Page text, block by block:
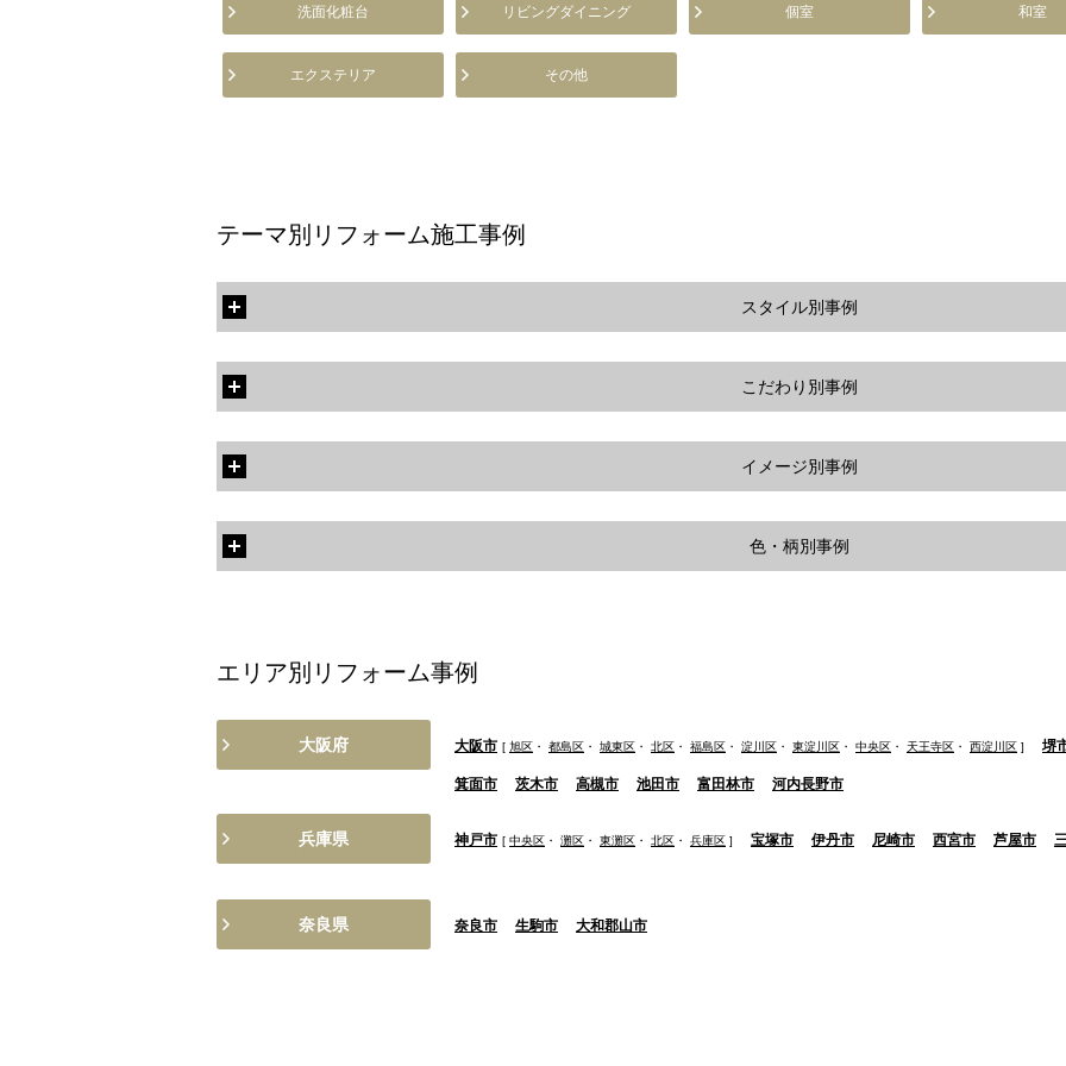
洗面化粧台 リビングダイニング 個室 和室
エクステリア その他
テーマ別リフォーム施工事例
スタイル別事例
こだわり別事例
イメージ別事例
色・柄別事例
エリア別リフォーム事例
大阪府 大阪市 [ 旭区 ・ 都島区 ・ 城東区 ・ 北区 ・ 福島区 ・ 淀川区 ・ 東淀川区 ・ 中央区 ・ 天王寺区 ・ 西淀川区 ] 堺
箕面市 茨木市 高槻市 池田市 富田林市 河内長野市
兵庫県 神戸市 [ 中央区 ・ 灘区 ・ 東灘区 ・ 北区 ・ 兵庫区 ] 宝塚市 伊丹市 尼崎市 西宮市 芦屋市
奈良県 奈良市 生駒市 大和郡山市